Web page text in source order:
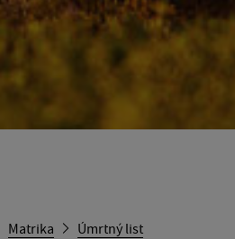
Matrika Úmrtný list